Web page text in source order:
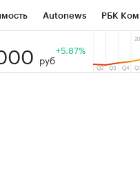
Autonews РБК
Тренды
руб
+5.87%